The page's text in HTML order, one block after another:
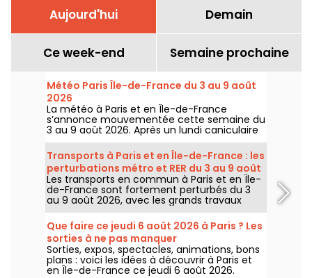
Aujourd'hui Demain
Ce week-end Semaine prochaine
Météo Paris Île-de-France du 3 au 9 août
2026
La météo à Paris et en Île-de-France
s’annonce mouvementée cette semaine du
3 au 9 août 2026. Après un lundi caniculaire
marqué par un risque d’orages, les
températures vont progressivement baisser
avant le retour d’un temps plus chaud et
ensoleillé pour le week-end.
Transports à Paris et en Île-de-France : les
perturbations métro et RER du 3 au 9 août
2026
Les transports en commun à Paris et en Île-
de-France sont fortement perturbés du 3
au 9 août 2026, avec les grands travaux
d'été qui impactent très durement
certaines lignes, selon la RATP et SNCF.
Que faire ce jeudi 6 août 2026 à Paris ? Les
sorties à ne pas manquer
Sorties, expos, spectacles, animations, bons
plans : voici les idées à découvrir à Paris et
en Île-de-France ce jeudi 6 août 2026.